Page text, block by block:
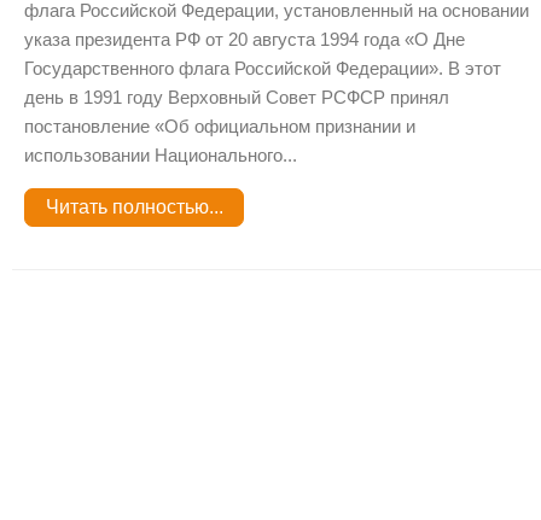
флага Российской Федерации, установленный на основании
указа президента РФ от 20 августа 1994 года «О Дне
Государственного флага Российской Федерации». В этот
день в 1991 году Верховный Совет РСФСР принял
постановление «Об официальном признании и
использовании Национального...
Читать полностью...